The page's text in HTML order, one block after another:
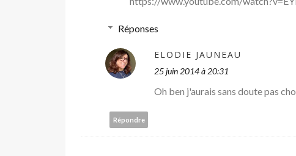
Réponses
ELODIE JAUNEAU
25 juin 2014 à 20:31
Oh ben j'aurais sans doute pas
Répondre